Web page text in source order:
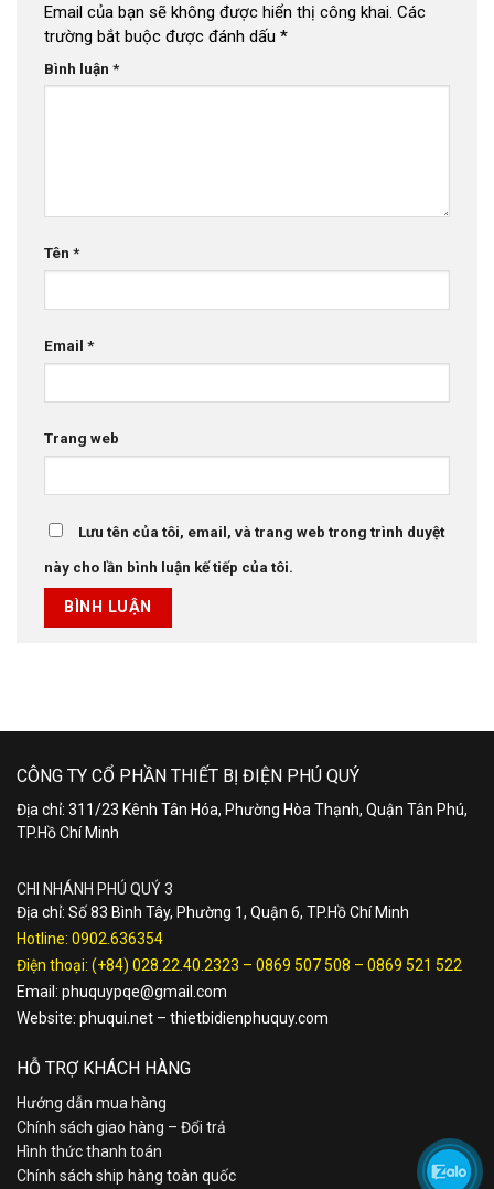
Email của bạn sẽ không được hiển thị công khai. Các
trường bắt buộc được đánh dấu *
Bình luận *
Tên *
Email *
Trang web
Lưu tên của tôi, email, và trang web trong trình duyệt
này cho lần bình luận kế tiếp của tôi.
CÔNG TY CỔ PHẦN THIẾT BỊ ĐIỆN PHÚ QUÝ
Địa chỉ: 311/23 Kênh Tân Hóa, Phường Hòa Thạnh, Quận Tân Phú,
TP.Hồ Chí Minh
CHI NHÁNH PHÚ QUÝ 3
Địa chỉ: Số 83 Bình Tây, Phường 1, Quận 6, TP.Hồ Chí Minh
Hotline: 0902.636354
Điện thoại: (+84) 028.22.40.2323 – 0869 507 508 – 0869 521 522
Email: phuquypqe@gmail.com
Website: phuqui.net – thietbidienphuquy.com
HỖ TRỢ KHÁCH HÀNG
Hướng dẫn mua hàng
Chính sách giao hàng – Đổi trả
Hình thức thanh toán
Chính sách ship hàng toàn quốc